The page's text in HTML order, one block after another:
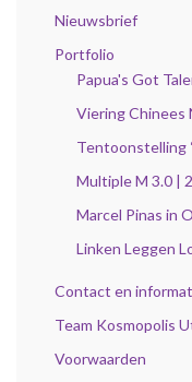
Nieuwsbrief
Portfolio
Papua's Got
Viering Chinees
Tentoonstelling
Multiple M 3.0 |
Marcel Pinas in
Linken Leggen
Contact en
Team Kosmopolis
Voorwaarden